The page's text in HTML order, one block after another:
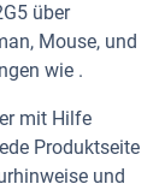
über
Mouse, und
wie .
mit Hilfe
Produktseite
und